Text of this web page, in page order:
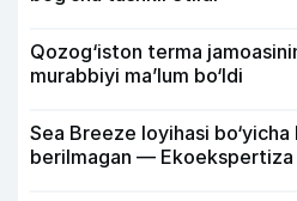
Qozog‘iston terma
murabbiyi ma’lum bo‘ldi
Sea Breeze loyihasi bo‘yicha
berilmagan — Ekoekspertiza